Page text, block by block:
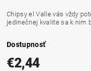
Chipsy el Valle vás vždy
jedinečnej kvalite sa k nim
Dostupnosť
€2,44